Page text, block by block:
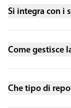
Si integra con i
Come gestisce
Che tipo di